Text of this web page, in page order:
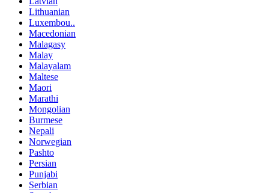
Lithuanian
Luxembou..
Macedonian
Malagasy
Malay
Malayalam
Maltese
Maori
Marathi
Mongolian
Burmese
Nepali
Norwegian
Pashto
Persian
Punjabi
Serbian